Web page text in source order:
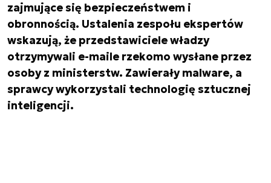
zajmujące się bezpieczeństwem i
obronnością. Ustalenia zespołu ekspertów
wskazują, że przedstawiciele władzy
otrzymywali e-maile rzekomo wysłane przez
osoby z ministerstw. Zawierały malware, a
sprawcy wykorzystali technologię sztucznej
inteligencji.